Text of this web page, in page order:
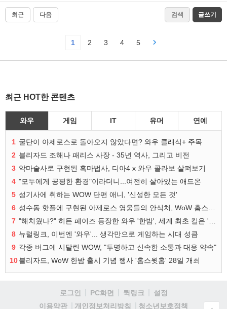
최근 다음 검색 글쓰기
1 2 3 4 5
최근 HOT한 콘텐츠
와우 게임 IT 유머 연예
1 굴단이 아제로스로 돌아오지 않았다면? 와우 클래식+ 주목
2 블리자드 조해나 패리스 사장 - 35년 역사, 그리고 비전
3 악마술사로 구현된 흑마법사, 디아4 x 와우 콜라보 살펴보기
4 "모두에게 공평한 환경"이라더니...여전히 살아있는 애드온
5 성기사에 취하는 WOW 단편 애니, '신성한 모든 것'
6
7
8 뉴럴링크, 이번엔 '와우'... 생각만으로 게임하는 시대 성큼
9 각종 버그에 시달린 WOW, "투명하고 신속한 소통과 대응 약속"
10블리자드, WoW 한밤 출시 기념 행사 '홈스윗홈' 28일 개최
로그인 PC화면 퀵링크
설정
이용약관
개인정보처리방침 청소년보호정책